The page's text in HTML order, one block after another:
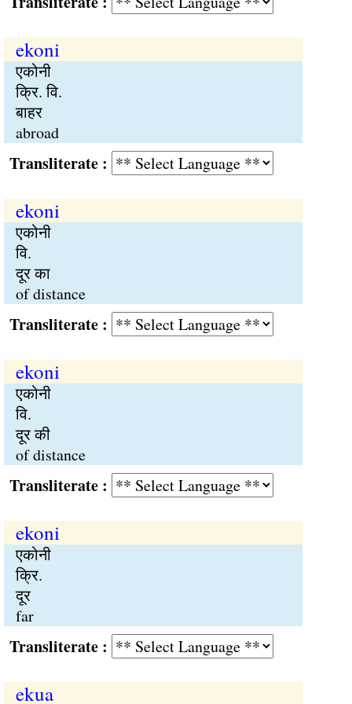
ekoni
एकोनी
क्रि. वि.
बाहर
abroad
:
ekoni
एकोनी
वि.
दूर का
of distance
:
ekoni
एकोनी
वि.
दूर की
of distance
:
ekoni
एकोनी
क्रि.
दूर
far
:
ekua